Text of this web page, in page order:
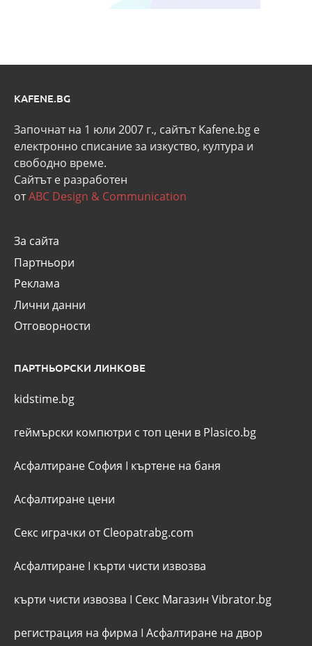
KAFENE.BG
Започнат на 1 юли 2007 г., сайтът Kafene.bg e
eлектронно списание за изкуство, култура и
свободно време.
Сайтът е разработен
отABC Design & Communication
За сайта
Партньори
Реклама
Лични данни
Отговорности
ПАРТНЬОРСКИ ЛИНКОВЕ
kidstime.bg
геймърски компютри с топ цени в Plasico.bg
Асфалтиране София I къртене на баня
Асфалтиране цени
Секс играчки от Cleopatrabg.com
Асфалтиране I кърти чисти извозва
кърти чисти извозва I Секс Магазин Vibrator.bg
регистрация на фирма I Асфалтиране на двор